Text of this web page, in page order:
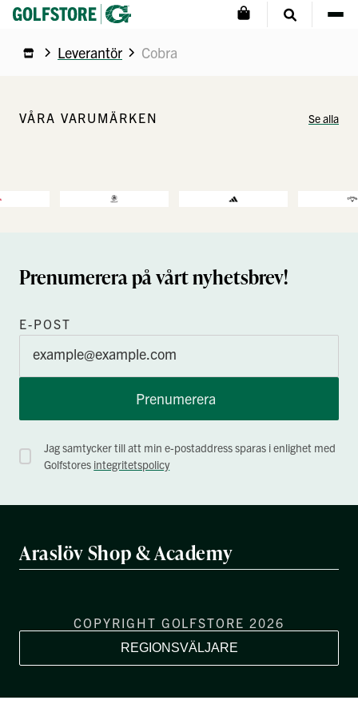
Leverantör Cobra
VÅRA VARUMÄRKEN Se alla
Prenumerera på vårt nyhetsbrev!
E-POST
Prenumerera
Jag samtycker till att min e-postaddress sparas i enlighet med
Golfstores integritetspolicy
Araslöv Shop & Academy
COPYRIGHT GOLFSTORE 2026
REGIONSVÄLJARE